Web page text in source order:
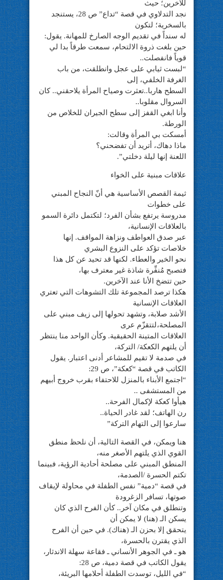
للآخرين؛ حيث
نجد التدلاوي في قصة “تداع” ص 28، يستنجد
بالسخرية؛ لتكون
له سنداً في تقديم الوجه الصارخ للمهانة. يقول:
حين بلغت ذروة الالتحام، سمعت طرقاً بدا لي
قوياً فانفصلت..
“لبست ثيابي على عجل وانطلقت، من باب
الغرفة الخلفي، إلى
السطح هاربا..تعثرت وصياح المرأة يلاحقني.. كان
السروال مقلوبا..
وأنا ابغي القفز إلى سطح الجيران للخلاص من
الورطة.
أمسكت بي المرأة وقالت:
ماذا دهاك، أتريد أن تفضحني؟
اللعنة إنها ليلة دخلتي”.
علاقات مبنية على الخواء
ثيمة القصص الأساسية هي أنّ النجاح المبني
على خطوات
مدروسة يرتفع بشأن الفرد؛ لتكتمل دائرة السمو
بالعلاقات الإنسانية،
عبر صدق العواطف ونزاهة المواقف. إنها
خلاصات تؤكد على النزوع البشري
نحو الخير والعطاء. لكنها قد تحيد عن كل هذا
فتصبح مُنفِّرة شاذة غير معترف بها،
حين تتضخ الأنا عند الآخرين.
هكذا ترصد المجموعة تلك التشوهات التي تعتري
العلاقات الإنسانية
الأشد صلابة، وتشهد تحولها إلى زيف مبني على
المصلحة،لتتقزّم عرى
العلاقات المتينة الحقيقية. وكأن الواحد منا ينتظر
أن يلتهم الكعكة/ التركة،
في صدمة لا تقيم للمشاعر أدنى اعتبار. يقول
الكاتب في قصة “كعكة”، ص 29:
“اجتمع الأبناء بالمنزل للاحتفاء بقرب خروج أبيهم
من المستشفى ..
هيأوا كعكة لإكمال الفرحة..
رن الهاتف؛ لقد غادر الحياة..
سارعوا إلى التهام التركة”
هنا ويمكن، في القصة التالية، أن نلحظ منطق
القوي الذي يلتهم الأصغر منه،
المنطق المبني على مصلحة أحادية الرؤية، فبينما
تكتم الحسرة /الصدمة،
في قصة “دمية” نفس الطفلة في محاولة لإيقاف
صوتها، تسافر الزغرودة
وتنطلق في مكان آخر.. كأن الفرح الذي كان
يسكن الـ (هنا) لا يمكن أن
يتحقق إلا بحزن الـ (هناك). في حين أن الفرح
الذي يقترن بالحسرة،
هو ـ في الجوهر الأنساني ـ فقاعة سهلة الاندثار،
يقول الكاتب في قصة دمية، ص 28:
“في الليل، توسدت الطفلة أحلامها البريئة،